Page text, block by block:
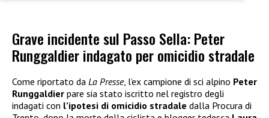
Grave incidente sul Passo Sella: Peter
Runggaldier indagato per omicidio stradale
Come riportato da La Presse, l’ex campione di sci alpino Peter
Runggaldier pare sia stato iscritto nel registro degli
indagati con l’ipotesi di omicidio stradale dalla Procura di